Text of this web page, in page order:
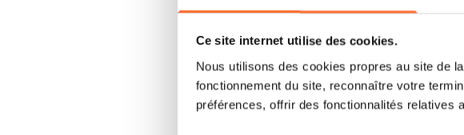
Ce site internet utilise des cookies.
Nous utilisons des cookies propres au site de
fonctionnement du site, reconnaître votre
préférences, offrir des fonctionnalités relatives
En 1997, après plusieurs années
créer Microtis avec une conviction
devenir un levier stratégique
traditionnel d’administration du